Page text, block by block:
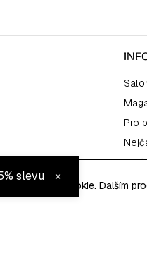
soubory cookie. Dalším
Pro
slevu ×